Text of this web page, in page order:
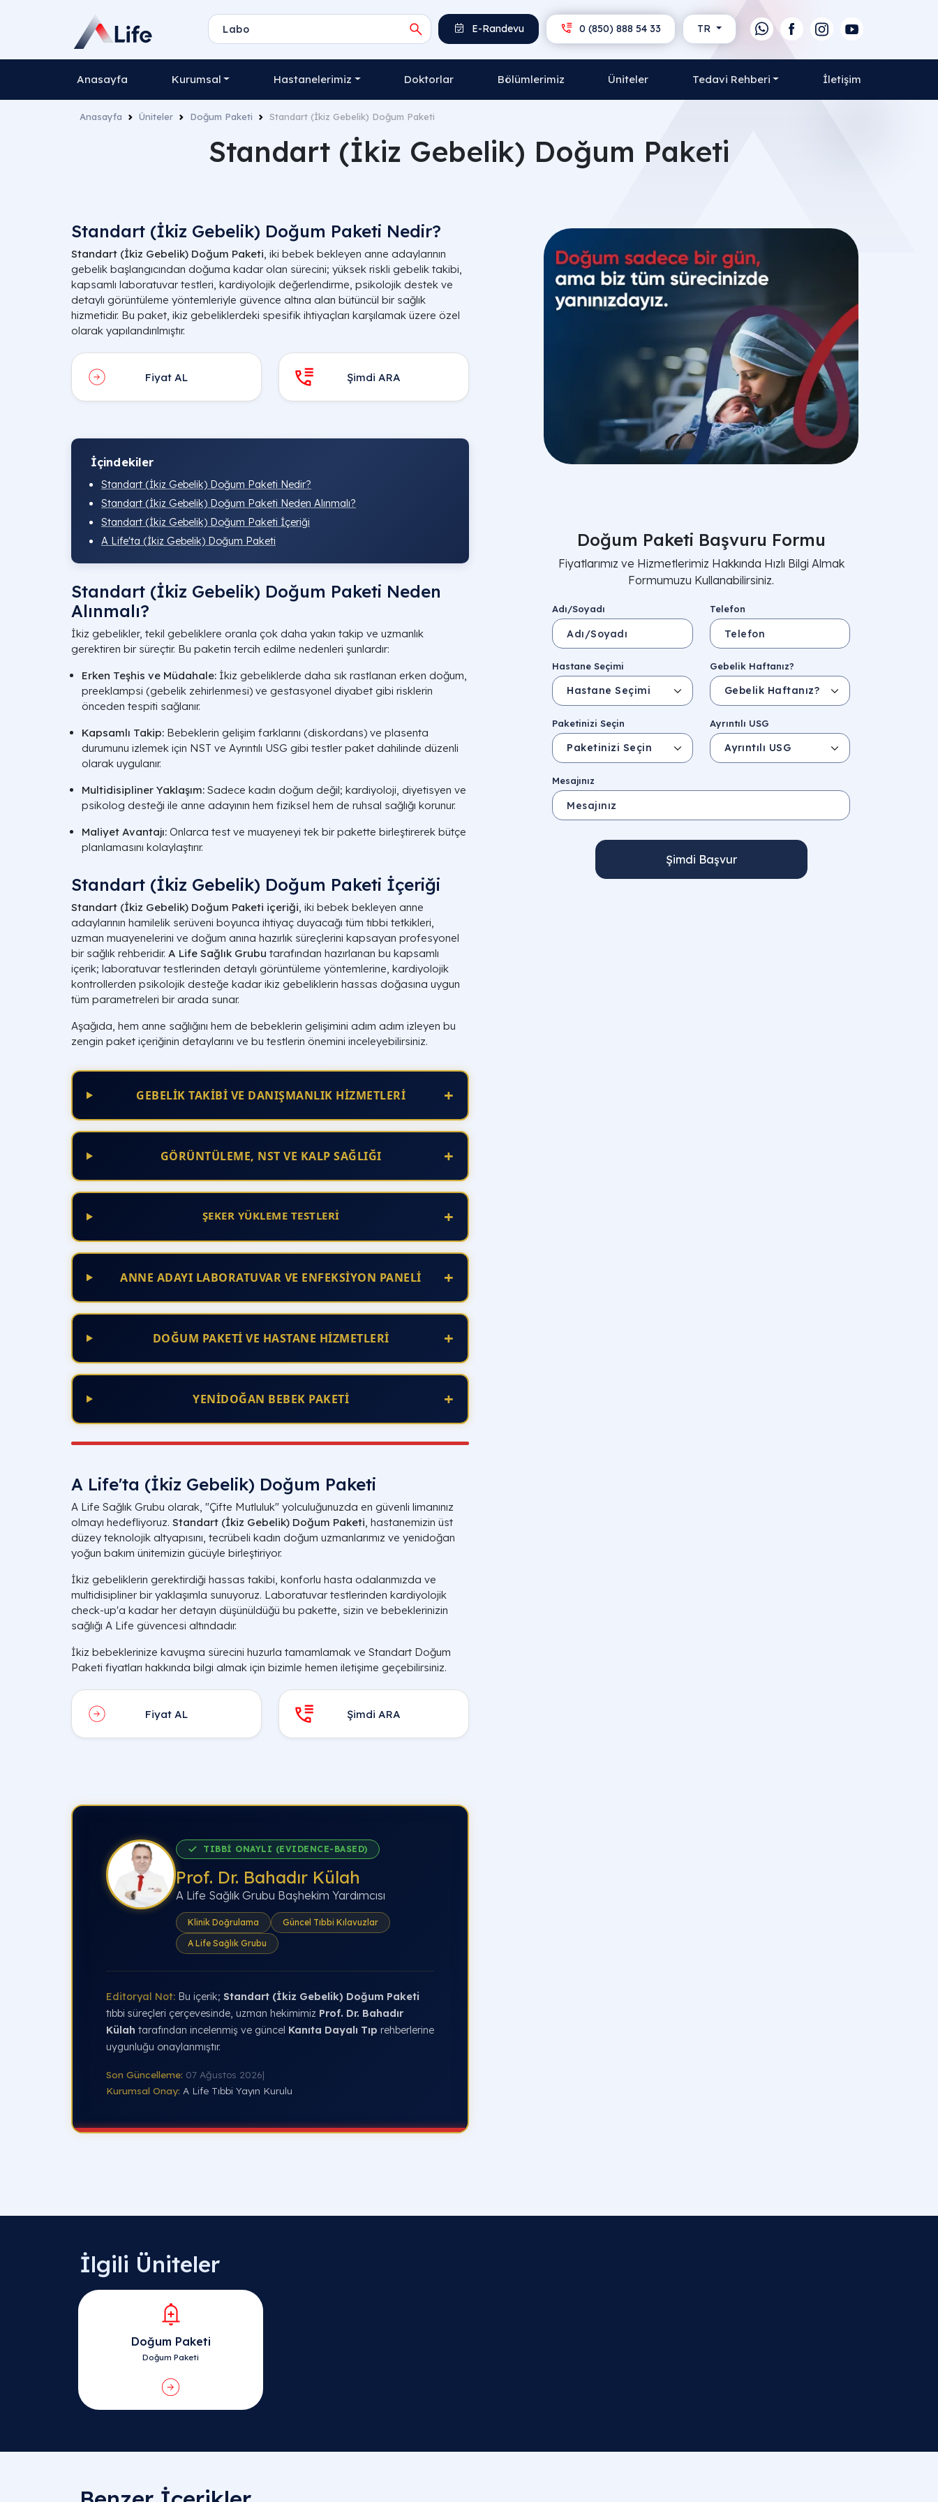
TR
0 (850) 888 54 33
E-Randevu
Anasayfa Kurumsal Hastanelerimiz Doktorlar Bölümlerimiz Üniteler Tedavi Rehberi İletişim
Anasayfa Üniteler Doğum Paketi Standart (İkiz Gebelik) Doğum Paketi
Standart (İkiz Gebelik) Doğum Paketi
Standart (İkiz Gebelik) Doğum Paketi Nedir?
Standart (İkiz Gebelik) Doğum Paketi, iki bebek bekleyen anne adaylarının
gebelik başlangıcından doğuma kadar olan sürecini; yüksek riskli gebelik takibi,
kapsamlı laboratuvar testleri, kardiyolojik değerlendirme, psikolojik destek ve
detaylı görüntüleme yöntemleriyle güvence altına alan bütüncül bir sağlık
hizmetidir. Bu paket, ikiz gebeliklerdeki spesifik ihtiyaçları karşılamak üzere özel
olarak yapılandırılmıştır.
Fiyat AL Şimdi ARA
İçindekiler
Standart (İkiz Gebelik) Doğum Paketi Nedir?
Standart (İkiz Gebelik) Doğum Paketi Neden Alınmalı?
Standart (İkiz Gebelik) Doğum Paketi İçeriği
A Life'ta (İkiz Gebelik) Doğum Paketi
Standart (İkiz Gebelik) Doğum Paketi Neden
Alınmalı?
İkiz gebelikler, tekil gebeliklere oranla çok daha yakın takip ve uzmanlık
gerektiren bir süreçtir. Bu paketin tercih edilme nedenleri şunlardır:
Erken Teşhis ve Müdahale: İkiz gebeliklerde daha sık rastlanan erken doğum,
preeklampsi (gebelik zehirlenmesi) ve gestasyonel diyabet gibi risklerin
önceden tespiti sağlanır.
Kapsamlı Takip: Bebeklerin gelişim farklarını (diskordans) ve plasenta
durumunu izlemek için NST ve Ayrıntılı USG gibi testler paket dahilinde düzenli
olarak uygulanır.
Multidisipliner Yaklaşım: Sadece kadın doğum değil; kardiyoloji, diyetisyen ve
psikolog desteği ile anne adayının hem fiziksel hem de ruhsal sağlığı korunur.
Maliyet Avantajı: Onlarca test ve muayeneyi tek bir pakette birleştirerek bütçe
planlamasını kolaylaştırır.
Standart (İkiz Gebelik) Doğum Paketi İçeriği
Standart (İkiz Gebelik) Doğum Paketi içeriği, iki bebek bekleyen anne
adaylarının hamilelik serüveni boyunca ihtiyaç duyacağı tüm tıbbi tetkikleri,
uzman muayenelerini ve doğum anına hazırlık süreçlerini kapsayan profesyonel
bir sağlık rehberidir. A Life Sağlık Grubu tarafından hazırlanan bu kapsamlı
içerik; laboratuvar testlerinden detaylı görüntüleme yöntemlerine, kardiyolojik
kontrollerden psikolojik desteğe kadar ikiz gebeliklerin hassas doğasına uygun
tüm parametreleri bir arada sunar.
Aşağıda, hem anne sağlığını hem de bebeklerin gelişimini adım adım izleyen bu
zengin paket içeriğinin detaylarını ve bu testlerin önemini inceleyebilirsiniz.
GEBELİK TAKİBİ VE DANIŞMANLIK HİZMETLERİ +
GÖRÜNTÜLEME, NST VE KALP SAĞLIĞI +
ŞEKER YÜKLEME TESTLERİ +
ANNE ADAYI LABORATUVAR VE ENFEKSİYON PANELİ +
DOĞUM PAKETİ VE HASTANE HİZMETLERİ +
YENİDOĞAN BEBEK PAKETİ +
A Life'ta (İkiz Gebelik) Doğum Paketi
A Life Sağlık Grubu olarak, "Çifte Mutluluk" yolculuğunuzda en güvenli limanınız
olmayı hedefliyoruz. Standart (İkiz Gebelik) Doğum Paketi, hastanemizin üst
düzey teknolojik altyapısını, tecrübeli kadın doğum uzmanlarımız ve yenidoğan
yoğun bakım ünitemizin gücüyle birleştiriyor.
İkiz gebeliklerin gerektirdiği hassas takibi, konforlu hasta odalarımızda ve
multidisipliner bir yaklaşımla sunuyoruz. Laboratuvar testlerinden kardiyolojik
check-up'a kadar her detayın düşünüldüğü bu pakette, sizin ve bebeklerinizin
sağlığı A Life güvencesi altındadır.
İkiz bebeklerinize kavuşma sürecini huzurla tamamlamak ve Standart Doğum
Paketi fiyatları hakkında bilgi almak için bizimle hemen iletişime geçebilirsiniz.
Fiyat AL Şimdi ARA
TIBBİ ONAYLI (EVIDENCE-BASED)
Prof. Dr. Bahadır Külah
A Life Sağlık Grubu Başhekim Yardımcısı
Klinik Doğrulama
Güncel Tıbbi Kılavuzlar
A Life Sağlık Grubu
Editoryal Not: Bu içerik; Standart (İkiz Gebelik) Doğum Paketi
tıbbi süreçleri çerçevesinde, uzman hekimimiz Prof. Dr. Bahadır
Külah tarafından incelenmiş ve güncel Kanıta Dayalı Tıp rehberlerine
uygunluğu onaylanmıştır.
Son Güncelleme: 07 Ağustos 2026|
Kurumsal Onay: A Life Tıbbi Yayın Kurulu
Doğum Paketi Başvuru Formu
Fiyatlarımız ve Hizmetlerimiz Hakkında Hızlı Bilgi Almak
Formumuzu Kullanabilirsiniz.
Adı/Soyadı Telefon
Hastane Seçimi Gebelik Haftanız?
Paketinizi Seçin Ayrıntılı USG
Mesajınız
Şimdi Başvur
İlgili Üniteler
Doğum Paketi
Doğum Paketi